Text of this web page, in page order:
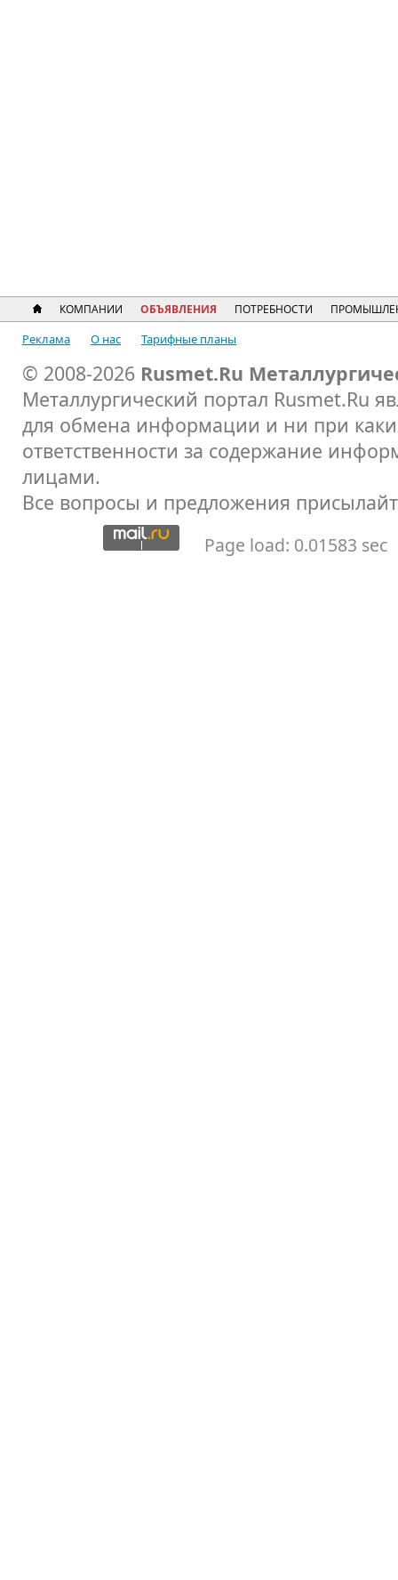
КОМПАНИИ ОБЪЯВЛЕНИЯ ПОТРЕБНОСТИ
Реклама О нас Тарифные планы
© 2008-2026 Rusmet.Ru
Металлургический портал Rusmet.Ru
для обмена информации и ни при
ответственности за содержание
лицами.
Все вопросы и предложения
Page load: 0.01583 sec